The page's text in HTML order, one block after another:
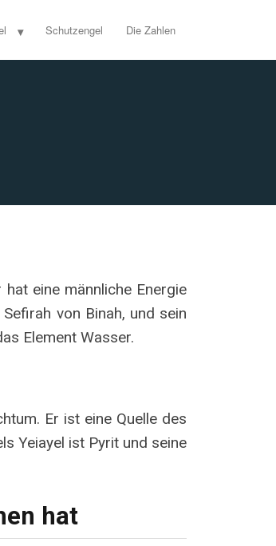
Schutzengel Die Zahlen
eine männliche Energie
von Binah, und sein
Element Wasser.
Er ist eine Quelle des
Yeiayel ist Pyrit und seine
hat